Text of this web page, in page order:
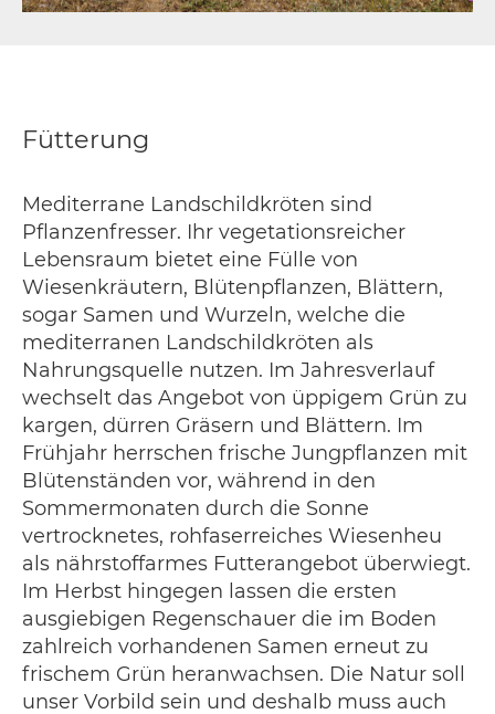
Fütterung
Mediterrane Landschildkröten sind
Pflanzenfresser. Ihr vegetationsreicher
Lebensraum bietet eine Fülle von
Wiesenkräutern, Blütenpflanzen, Blättern,
sogar Samen und Wurzeln, welche die
mediterranen Landschildkröten als
Nahrungsquelle nutzen. Im Jahresverlauf
wechselt das Angebot von üppigem Grün zu
kargen, dürren Gräsern und Blättern. Im
Frühjahr herrschen frische Jungpflanzen mit
Blütenständen vor, während in den
Sommermonaten durch die Sonne
vertrocknetes, rohfaserreiches Wiesenheu
als nährstoffarmes Futterangebot überwiegt.
Im Herbst hingegen lassen die ersten
ausgiebigen Regenschauer die im Boden
zahlreich vorhandenen Samen erneut zu
frischem Grün heranwachsen. Die Natur soll
unser Vorbild sein und deshalb muss auch